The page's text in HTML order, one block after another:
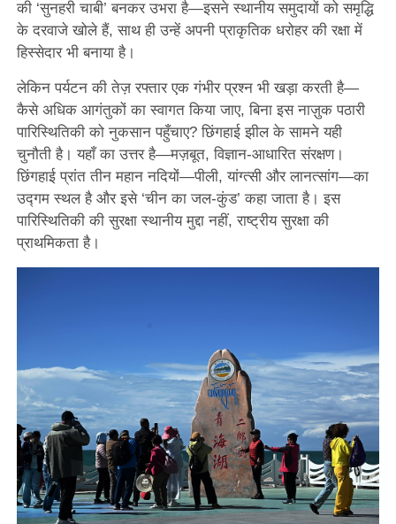
की ‘सुनहरी चाबी’ बनकर उभरा है—इसने स्थानीय समुदायों को समृद्धि
के दरवाजे खोले हैं, साथ ही उन्हें अपनी प्राकृतिक धरोहर की रक्षा में
हिस्सेदार भी बनाया है।
लेकिन पर्यटन की तेज़ रफ्तार एक गंभीर प्रश्न भी खड़ा करती है—
कैसे अधिक आगंतुकों का स्वागत किया जाए, बिना इस नाज़ुक पठारी
पारिस्थितिकी को नुकसान पहुँचाए? छिंगहाई झील के सामने यही
चुनौती है। यहाँ का उत्तर है—मज़बूत, विज्ञान-आधारित संरक्षण।
छिंगहाई प्रांत तीन महान नदियों—पीली, यांग्त्सी और लानत्सांग—का
उद्गम स्थल है और इसे ‘चीन का जल-कुंड’ कहा जाता है। इस
पारिस्थितिकी की सुरक्षा स्थानीय मुद्दा नहीं, राष्ट्रीय सुरक्षा की
प्राथमिकता है।